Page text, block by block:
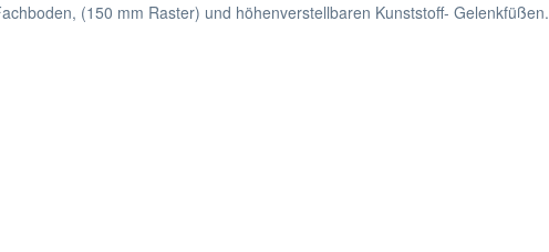
(150 mm Raster) und höhenverstellbaren Kunststoff- Gelenkfüßen.